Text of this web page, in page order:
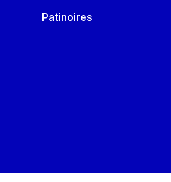
Patinoires